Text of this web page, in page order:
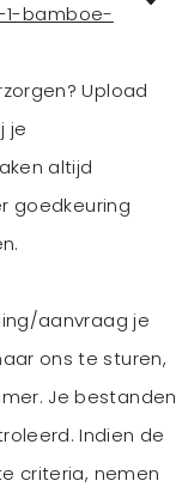
1-bamboe-
Upload
je
altijd
goedkeuring
aanvraag je
ons te sturen,
Je bestanden
Indien de
criteria, nemen